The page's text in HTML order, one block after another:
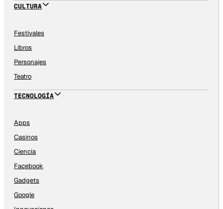
CULTURA
Festivales
Libros
Personajes
Teatro
TECNOLOGÍA
Apps
Casinos
Ciencia
Facebook
Gadgets
Google